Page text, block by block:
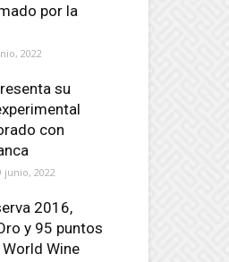
por la
2022
su
con
junio, 2022
2016,
y 95 puntos
Wine